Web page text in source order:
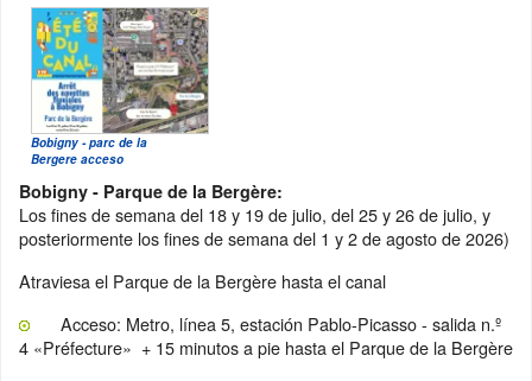
Bobigny - parc de la
Bergere acceso
Bobigny - Parque de la Bergère:
Los fines de semana del 18 y 19 de julio, del 25 y 26 de julio, y
posteriormente los fines de semana del 1 y 2 de agosto de 2026)
Atraviesa el Parque de la Bergère hasta el canal
Acceso: Metro, línea 5, estación Pablo-Picasso - salida n.º
4 «Préfecture» + 15 minutos a pie hasta el Parque de la Bergère